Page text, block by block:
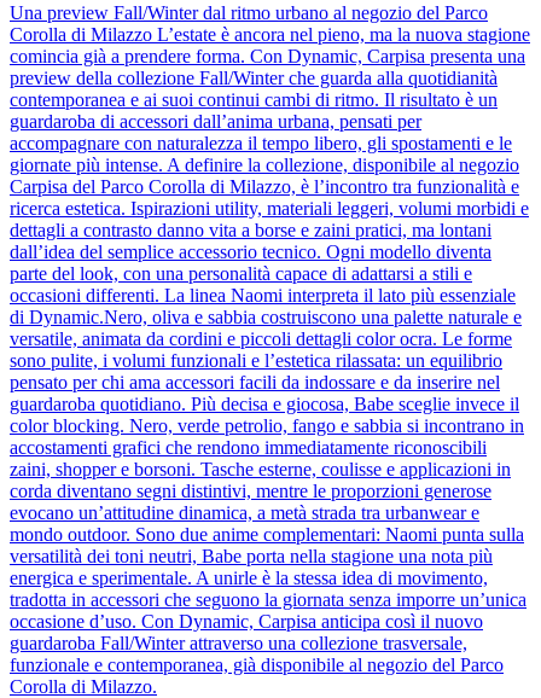
Una preview Fall/Winter dal ritmo urbano al negozio del Parco
Corolla di Milazzo L’estate è ancora nel pieno, ma la nuova stagione
comincia già a prendere forma. Con Dynamic, Carpisa presenta una
preview della collezione Fall/Winter che guarda alla quotidianità
contemporanea e ai suoi continui cambi di ritmo. Il risultato è un
guardaroba di accessori dall’anima urbana, pensati per
accompagnare con naturalezza il tempo libero, gli spostamenti e le
giornate più intense. A definire la collezione, disponibile al negozio
Carpisa del Parco Corolla di Milazzo, è l’incontro tra funzionalità e
ricerca estetica. Ispirazioni utility, materiali leggeri, volumi morbidi e
dettagli a contrasto danno vita a borse e zaini pratici, ma lontani
dall’idea del semplice accessorio tecnico. Ogni modello diventa
parte del look, con una personalità capace di adattarsi a stili e
occasioni differenti. La linea Naomi interpreta il lato più essenziale
di Dynamic.Nero, oliva e sabbia costruiscono una palette naturale e
versatile, animata da cordini e piccoli dettagli color ocra. Le forme
sono pulite, i volumi funzionali e l’estetica rilassata: un equilibrio
pensato per chi ama accessori facili da indossare e da inserire nel
guardaroba quotidiano. Più decisa e giocosa, Babe sceglie invece il
color blocking. Nero, verde petrolio, fango e sabbia si incontrano in
accostamenti grafici che rendono immediatamente riconoscibili
zaini, shopper e borsoni. Tasche esterne, coulisse e applicazioni in
corda diventano segni distintivi, mentre le proporzioni generose
evocano un’attitudine dinamica, a metà strada tra urbanwear e
mondo outdoor. Sono due anime complementari: Naomi punta sulla
versatilità dei toni neutri, Babe porta nella stagione una nota più
energica e sperimentale. A unirle è la stessa idea di movimento,
tradotta in accessori che seguono la giornata senza imporre un’unica
occasione d’uso. Con Dynamic, Carpisa anticipa così il nuovo
guardaroba Fall/Winter attraverso una collezione trasversale,
funzionale e contemporanea, già disponibile al negozio del Parco
Corolla di Milazzo.